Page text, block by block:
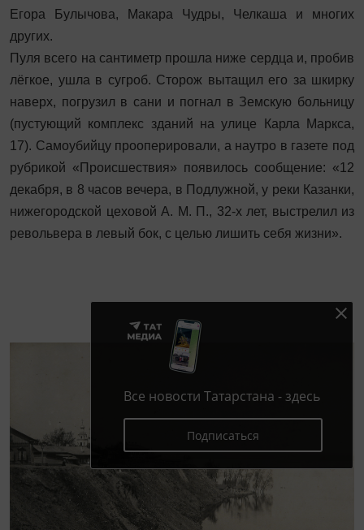
Егора Булычова, Макара Чудры, Челкаша и многих
других.
Пуля всего на сантиметр прошла ниже сердца и, пробив
лёгкое, ушла в сугроб. Сторож вытащил его за шкирку
наверх, погрузил в сани и погнал в Земскую больницу
(пустующий комплекс зданий на улице Карла Маркса,
17). Самоубийцу прооперировали, а наутро в газете под
рубрикой «Происшествия» появилось сообщение: «12
декабря, в 8 часов вечера, в Подлужной, у реки Казанки,
нижегородской цеховой А. М. П., 32-х лет, выстрелил из
револьвера в левый бок, с целью лишить себя жизни».
Все новости Татарстана - здесь
Подписаться